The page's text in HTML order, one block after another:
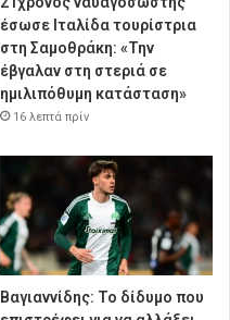
έσωσε Ιταλίδα τουρίστρια
στη Σαμοθράκη: «Την
έβγαλαν στη στεριά σε
ημιλιπόθυμη κατάσταση»
16 λεπτά πρίν
Βαγιαννίδης: Το δίδυμο που